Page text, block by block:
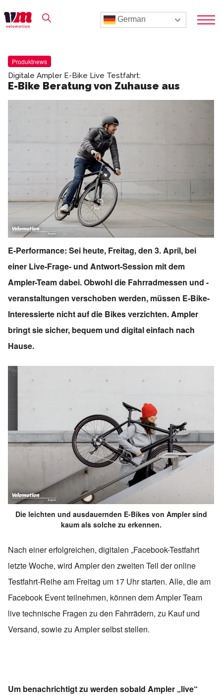
German
Produktnews
Digitale Ampler E-Bike Live Testfahrt:
E-Bike Beratung von Zuhause aus
E-Performance: Sei heute, Freitag, den 3. April, bei
einer Live-Frage- und Antwort-Session mit dem
Ampler-Team dabei. Obwohl die Fahrradmessen und -
veranstaltungen verschoben werden, müssen E-Bike-
Interessierte nicht auf die Bikes verzichten. Ampler
bringt sie sicher, bequem und digital einfach nach
Hause.
Die leichten und ausdauernden E-Bikes von Ampler sind
kaum als solche zu erkennen.
Nach einer erfolgreichen, digitalen „Facebook-Testfahrt
letzte Woche, wird Ampler den zweiten Teil der online
Testfahrt-Reihe am Freitag um 17 Uhr starten. Alle, die am
Facebook Event teilnehmen, können dem Ampler Team
live technische Fragen zu den Fahrrädern, zu Kauf und
Versand, sowie zu Ampler selbst stellen.
Um benachrichtigt zu werden sobald Ampler „live“